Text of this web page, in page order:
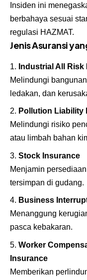
Insiden ini
berbahaya sesuai
regulasi HAZMAT.
Jenis Asuransi
Industrial All
Melindungi
ledakan, dan
Pollution Liability
Melindungi risiko
atau limbah bahan
Stock Insurance
Menjamin
tersimpan di gudang.
Business
Menanggung
pasca kebakaran.
Worker
Insurance
Memberikan